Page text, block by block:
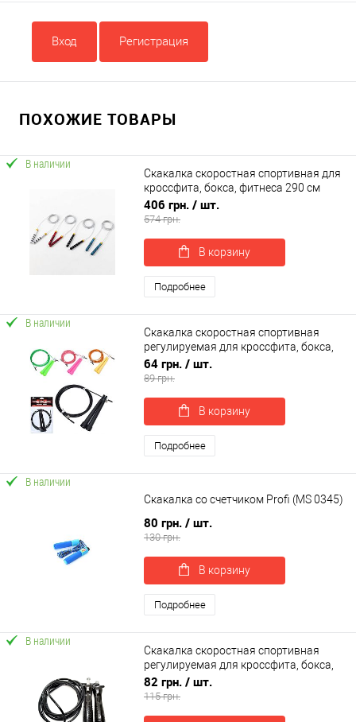
Вход Регистрация
ПОХОЖИЕ ТОВАРЫ
В наличии
Скакалка скоростная спортивная для
кроссфита, бокса, фитнеса 290 см
OSPORT (MS 4614)
406 грн. / шт.
574 грн.
В корзину
Подробнее
В наличии
Скакалка скоростная спортивная
регулируемая для кроссфита, бокса,
фитнеса 290 см OSPORT (MS 3765)
64 грн. / шт.
89 грн.
В корзину
Подробнее
В наличии
Скакалка со счетчиком Profi (MS 0345)
80 грн. / шт.
130 грн.
В корзину
Подробнее
В наличии
Скакалка скоростная спортивная
регулируемая для кроссфита, бокса,
фитнеса 260 см OSPORT (MS 3299-1)
82 грн. / шт.
115 грн.